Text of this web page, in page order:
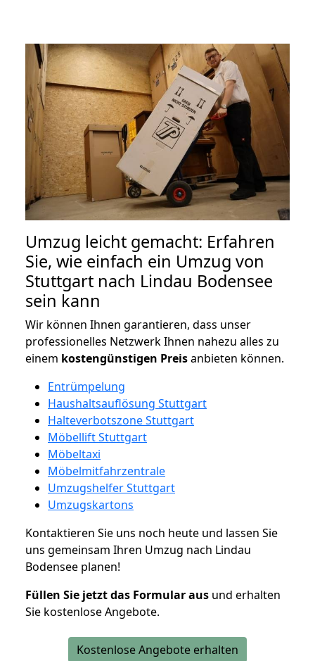
Umzug leicht gemacht: Erfahren
Sie, wie einfach ein Umzug von
Stuttgart nach Lindau Bodensee
sein kann
Wir können Ihnen garantieren, dass unser
professionelles Netzwerk Ihnen nahezu alles zu
einem kostengünstigen Preisanbieten können.
Entrümpelung
Haushaltsauflösung Stuttgart
Halteverbotszone Stuttgart
Möbellift Stuttgart
Möbeltaxi
Möbelmitfahrzentrale
Umzugshelfer Stuttgart
Umzugskartons
Kontaktieren Sie uns noch heute und lassen Sie
uns gemeinsam Ihren Umzug nach Lindau
Bodensee planen!
Füllen Sie jetzt das Formular aus und erhalten
Sie kostenlose Angebote.
Kostenlose Angebote erhalten